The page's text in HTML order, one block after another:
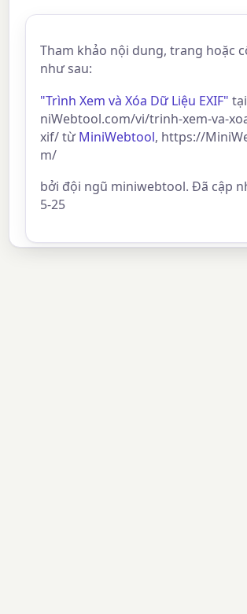
Tham khảo nội dung, trang hoặc
như sau:
"Trình Xem và Xóa Dữ Liệu EXIF"
niWebtool.com/vi/trinh-xem-va-
xif/ từMiniWebtool, https://
m/
bởi đội ngũ miniwebtool. Đã cập
5-25